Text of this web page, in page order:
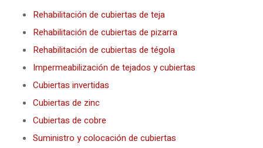
Rehabilitación de cubiertas de teja
Rehabilitación de cubiertas de pizarra
Rehabilitación de cubiertas de tégola
Impermeabilización de tejados y cubiertas
Cubiertas invertidas
Cubiertas de zinc
Cubiertas de cobre
Suministro y colocación de cubiertas